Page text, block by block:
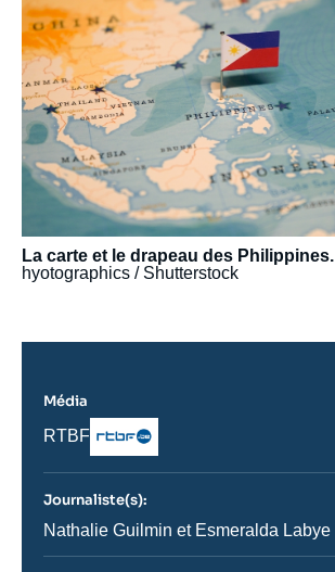
La carte et le drapeau des Philippines.
hyotographics / Shutterstock
Média
Nom
journal,
ou
émission
RTBF
Journaliste(s):
Journaliste
Nathalie Guilmin et Esmeralda Labye